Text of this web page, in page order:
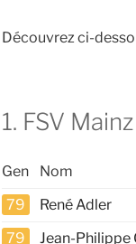
Découvrez ci-
1. FSV
Gen Nom
79
René Adler
79
Jean-Philippe